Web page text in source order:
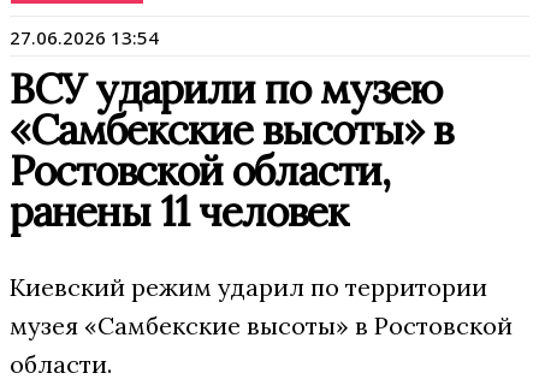
27.06.2026 13:54
ВСУ ударили по музею
«Самбекские высоты» в
Ростовской области,
ранены 11 человек
Киевский режим ударил по территории
музея «Самбекские высоты» в Ростовской
области.